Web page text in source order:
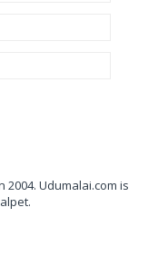
Udumalai.com is